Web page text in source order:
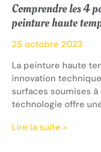
Comprendre les 4
peinture haute
25 octobre 2023
La peinture haute
innovation
surfaces soumises
technologie offre
Lire la suite »